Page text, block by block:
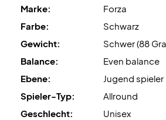
Marke:
Forza
Farbe:
Schwarz
Gewicht:
Schwer (88
Balance:
Even balance
Ebene:
Jugend spieler
Spieler-Typ:
Allround
Geschlecht:
Unisex